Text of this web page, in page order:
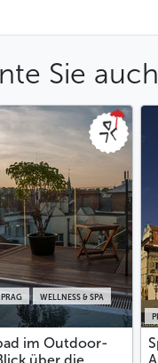
Sie
WELLNESS & SPA
im Outdoor-